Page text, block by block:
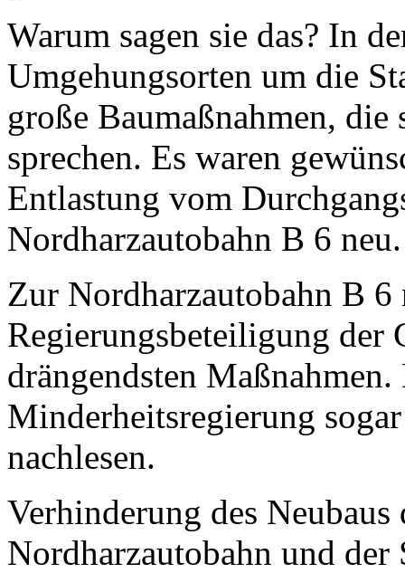
Warum sagen sie das? In
Umgehungsorten um die
große Baumaßnahmen,
sprechen. Es waren
Entlastung vom
Nordharzautobahn B 6
Zur Nordharzautobahn B 6
Regierungsbeteiligung der
drängendsten
Minderheitsregierung
nachlesen.
Verhinderung des
Nordharzautobahn und